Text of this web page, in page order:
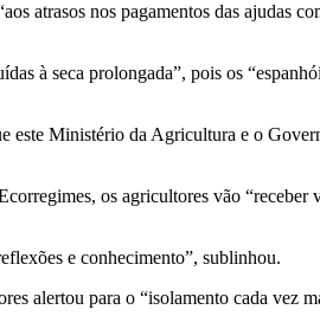
atrasos nos pagamentos das ajudas
à seca prolongada”, pois os
este Ministério da Agricultura e o
os agricultores vão
e conhecimento”, sublinhou.
alertou para o “isolamento cada vez